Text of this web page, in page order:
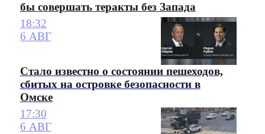
бы совершать теракты без Запада
18:32
6 АВГ
Стало известно о состоянии пешеходов,
сбитых на островке безопасности в
Омске
17:30
6 АВГ